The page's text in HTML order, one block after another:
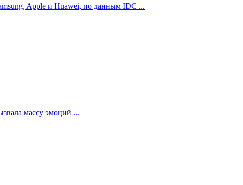
Apple и Huawei, по данным IDC ...
массу эмоций ...